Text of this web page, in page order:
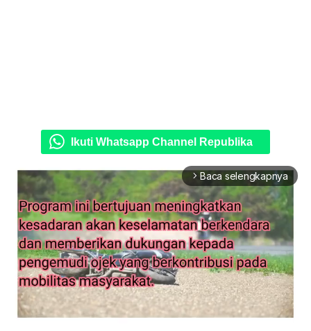
Ikuti Whatsapp Channel Republika
arrow_forward_ios Baca selengkapnya